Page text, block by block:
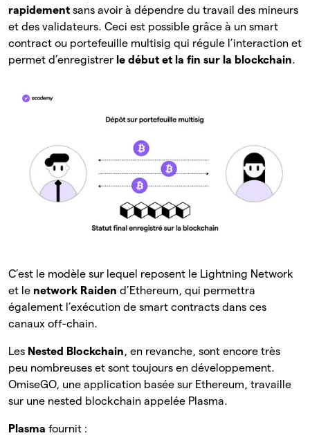
rapidement sans avoir à dépendre du travail des mineurs
et des validateurs. Ceci est possible grâce à un smart
contract ou portefeuille multisig qui régule l’interaction et
permet d’enregistrer le début et la fin sur la blockchain.
C’est le modèle sur lequel reposent le Lightning Network
et le network Raiden d’Ethereum, qui permettra
également l’exécution de smart contracts dans ces
canaux off-chain.
Les Nested Blockchain, en revanche, sont encore très
peu nombreuses et sont toujours en développement.
OmiseGO, une application basée sur Ethereum, travaille
sur une nested blockchain appelée Plasma.
Plasma fournit :